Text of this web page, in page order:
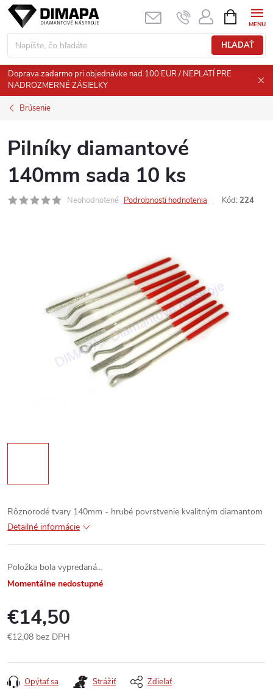
Prejsť
obsah
HĽADAŤ
KOŠÍK
Doprava zadarmo pri objednávke nad 100 EUR / NEPLATÍ PRE
NADROZMERNÉ ZÁSIELKY
Brúsenie
Pilníky diamantové
140mm sada 10 ks
Neohodnotené Podrobnosti hodnotenia Kód: 224
Rôznorodé tvary 140mm - hrubé povrstvenie kvalitným diamantom
Detailné informácie
Položka bola vypredaná…
Momentálne nedostupné
€14,50
€12,08 bez DPH
cena:
Opýtať sa Strážiť Zdieľať